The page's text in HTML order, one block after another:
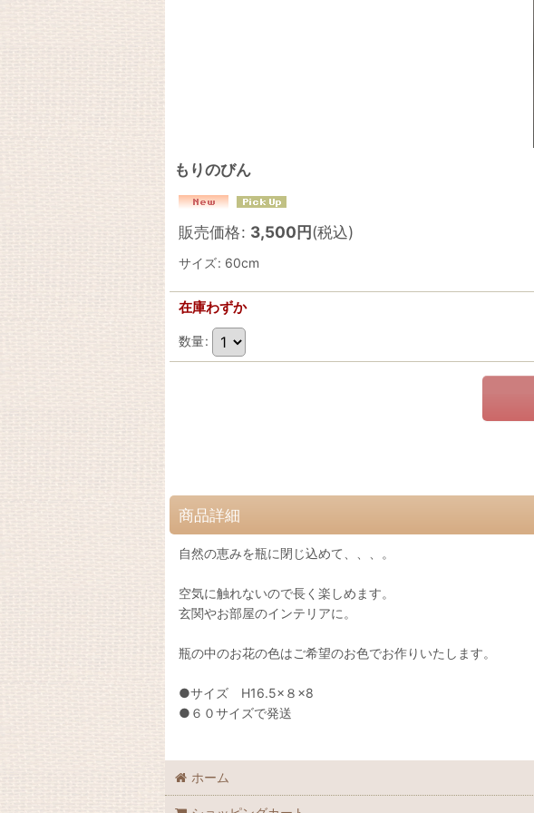
もりのびん
販売価格: 3,500円(税込)
サイズ: 60cm
在庫わずか
数量:
商品詳細
自然の恵みを瓶に閉じ込めて、、、。
空気に触れないので長く楽しめます。
玄関やお部屋のインテリアに。
瓶の中のお花の色はご希望のお色でお作りいたします。
●サイズ H16.5×８×8
●６０サイズで発送
ホーム